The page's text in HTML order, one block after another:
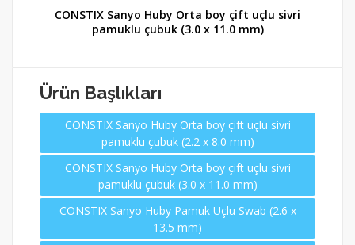
CONSTIX Sanyo Huby Orta boy çift uçlu sivri
pamuklu çubuk (3.0 x 11.0 mm)
Ürün Başlıkları
CONSTIX Sanyo Huby Orta boy çift uçlu sivri
pamuklu çubuk (2.2 x 8.0 mm)
CONSTIX Sanyo Huby Orta boy çift uçlu sivri
pamuklu çubuk (3.0 x 11.0 mm)
CONSTIX Sanyo Huby Pamuk Uçlu Swab (2.6 x
13.5 mm)